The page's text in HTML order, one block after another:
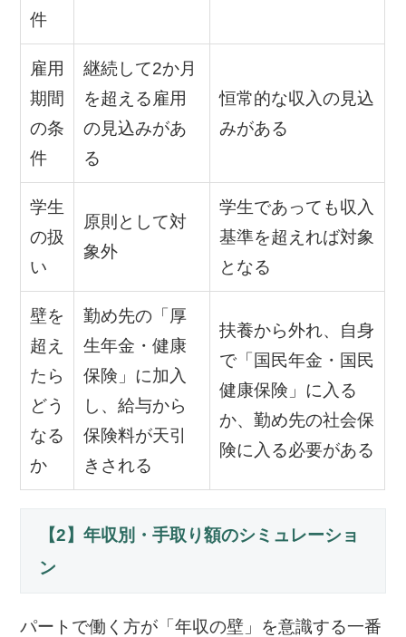
件
雇用
期間
の条
件
継続して2か月
を超える雇用
の見込みがあ
る
恒常的な収入の見込
みがある
学生
の扱
い
原則として対
象外
学生であっても収入
基準を超えれば対象
となる
壁を
超え
たら
どう
なる
か
勤め先の「厚
生年金・健康
保険」に加入
し、給与から
保険料が天引
きされる
扶養から外れ、自身
で「国民年金・国民
健康保険」に入る
か、勤め先の社会保
険に入る必要がある
【2】年収別・手取り額のシミュレーショ
ン
パートで働く方が「年収の壁」を意識する一番